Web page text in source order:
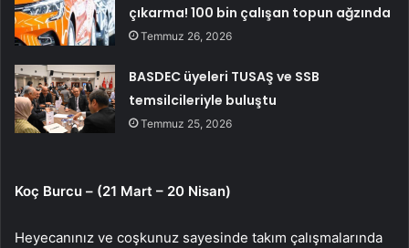
çıkarma! 100 bin çalışan topun ağzında
Temmuz 26, 2026
BASDEC üyeleri TUSAŞ ve SSB
temsilcileriyle buluştu
Temmuz 25, 2026
Koç Burcu – (21 Mart – 20 Nisan)
Heyecanınız ve coşkunuz sayesinde takım çalışmalarında